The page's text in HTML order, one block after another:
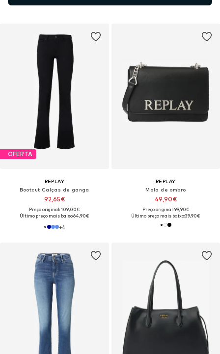
OFERTA
REPLAY
Bootcut Calças de ganga
92,65€
Preço original: 109,00€
Último preço mais baixo:64,90€
+4
REPLAY
Mala de ombro
49,90€
Preço original: 99,90€
Último preço mais baixo:39,90€